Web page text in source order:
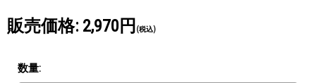
販売価格: 2,970円 (税込)
数量: